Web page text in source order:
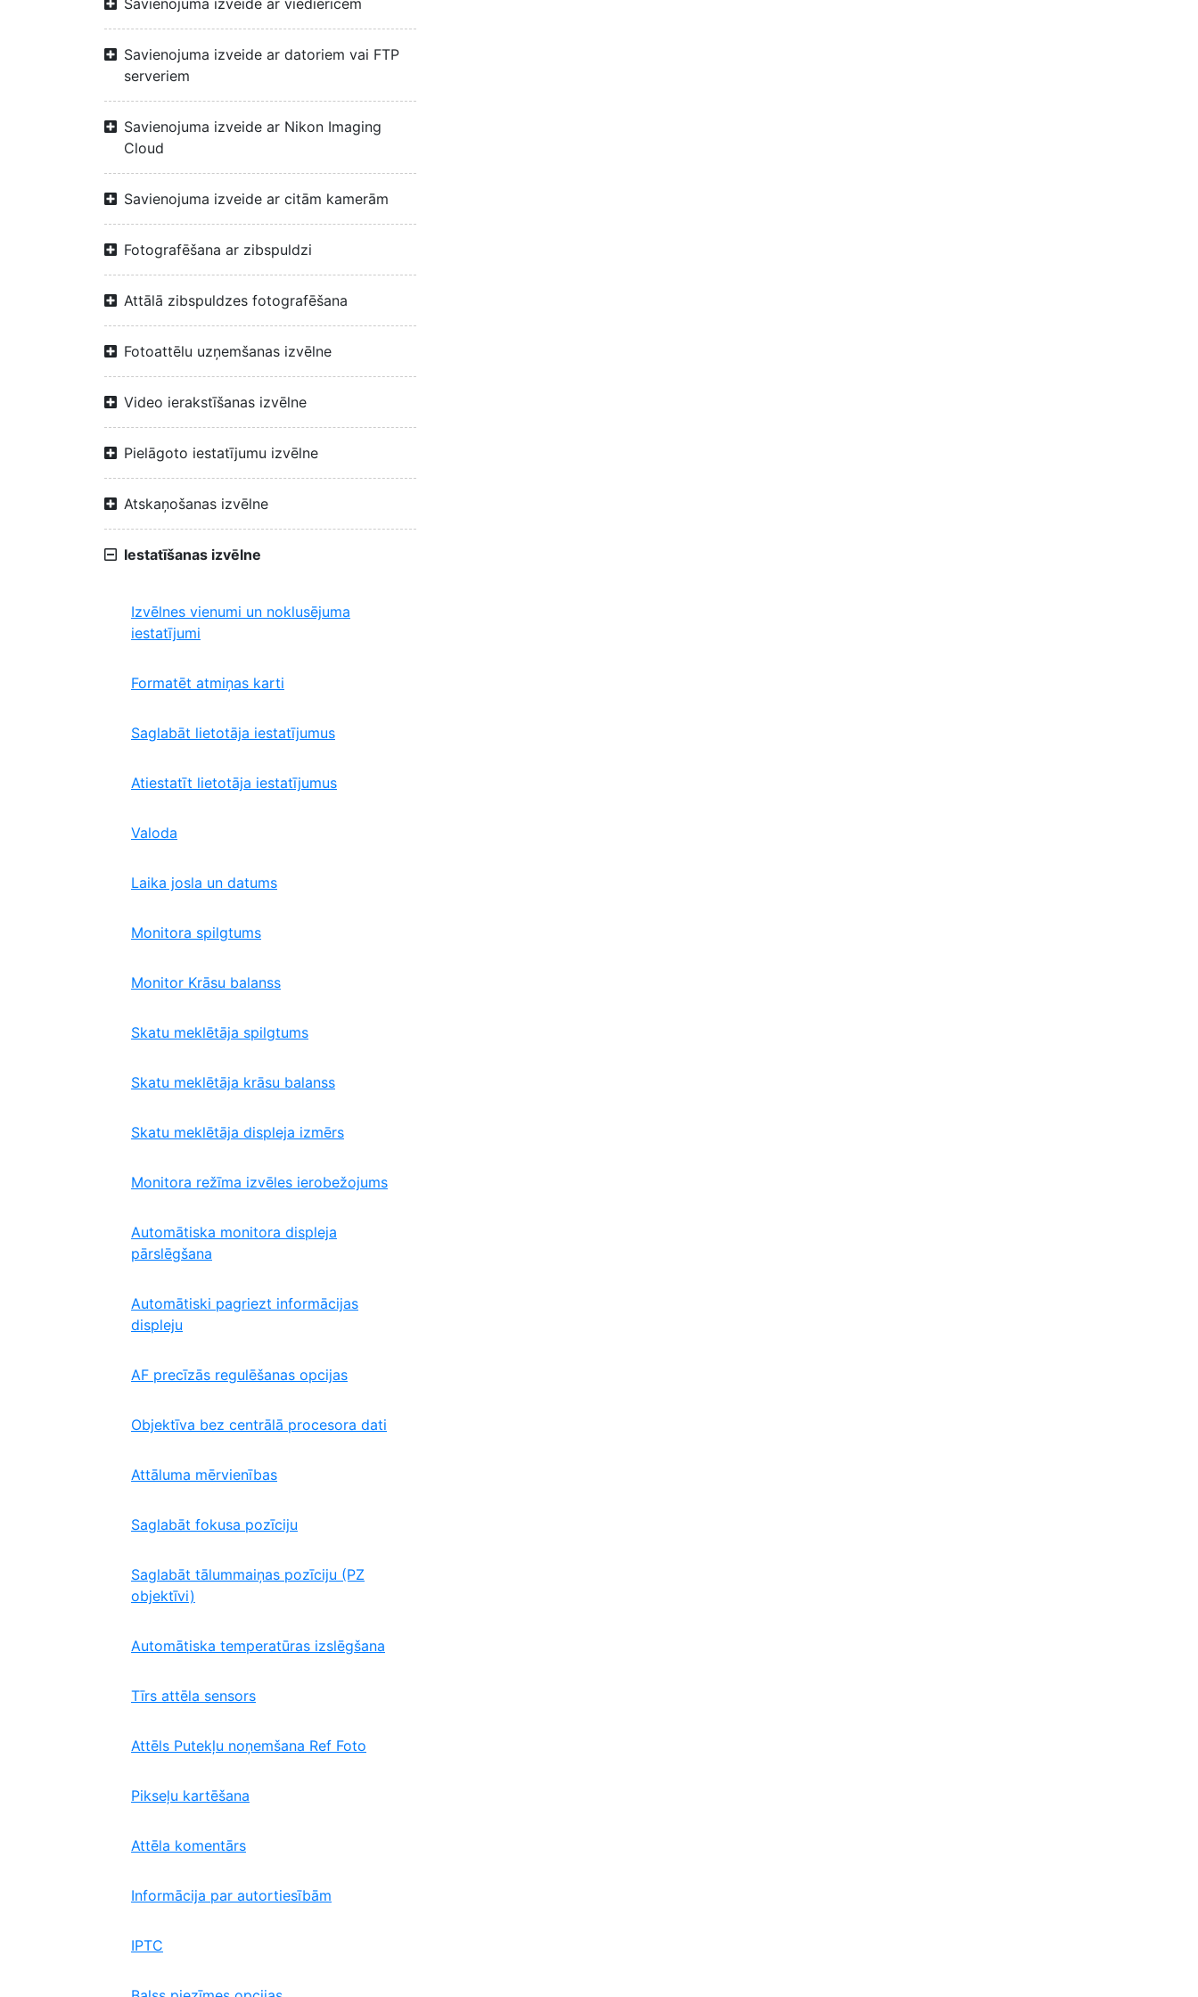
Savienojuma izveide ar viedierīcēm
Savienojuma izveide ar datoriem vai FTP
serveriem
Savienojuma izveide ar Nikon Imaging
Cloud
Savienojuma izveide ar citām kamerām
Fotografēšana ar zibspuldzi
Attālā zibspuldzes fotografēšana
Fotoattēlu uzņemšanas izvēlne
Video ierakstīšanas izvēlne
Pielāgoto iestatījumu izvēlne
Atskaņošanas izvēlne
Iestatīšanas izvēlne
Izvēlnes vienumi un noklusējuma
iestatījumi
Formatēt atmiņas karti
Saglabāt lietotāja iestatījumus
Atiestatīt lietotāja iestatījumus
Valoda
Laika josla un datums
Monitora spilgtums
Monitor Krāsu balanss
Skatu meklētāja spilgtums
Skatu meklētāja krāsu balanss
Skatu meklētāja displeja izmērs
Monitora režīma izvēles ierobežojums
Automātiska monitora displeja
pārslēgšana
Automātiski pagriezt informācijas
displeju
AF precīzās regulēšanas opcijas
Objektīva bez centrālā procesora dati
Attāluma mērvienības
Saglabāt fokusa pozīciju
Saglabāt tālummaiņas pozīciju (PZ
objektīvi)
Automātiska temperatūras izslēgšana
Tīrs attēla sensors
Attēls Putekļu noņemšana Ref Foto
Pikseļu kartēšana
Attēla komentārs
Informācija par autortiesībām
IPTC